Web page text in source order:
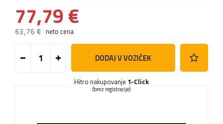
77,79 €
63,76 € neto cena
DODAJ V VOZIČEK
Hitro nakupovanje 1-Click
(brez registracije)